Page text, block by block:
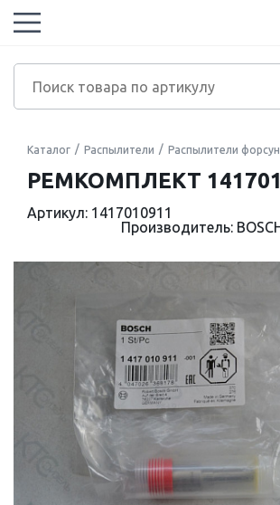
Каталог Распылители Распылители
РЕМКОМПЛЕКТ
Артикул: 1417010911
Производитель: